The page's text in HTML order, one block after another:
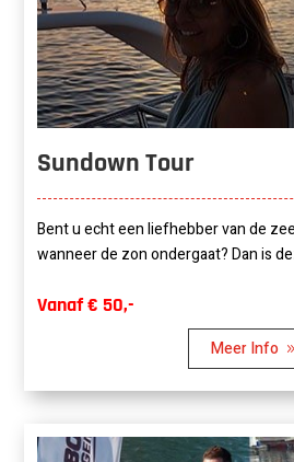
Sundown Tour
Bent u echt een liefhebber van de
wanneer de zon ondergaat? Dan is
Vanaf € 50,-
Meer Info